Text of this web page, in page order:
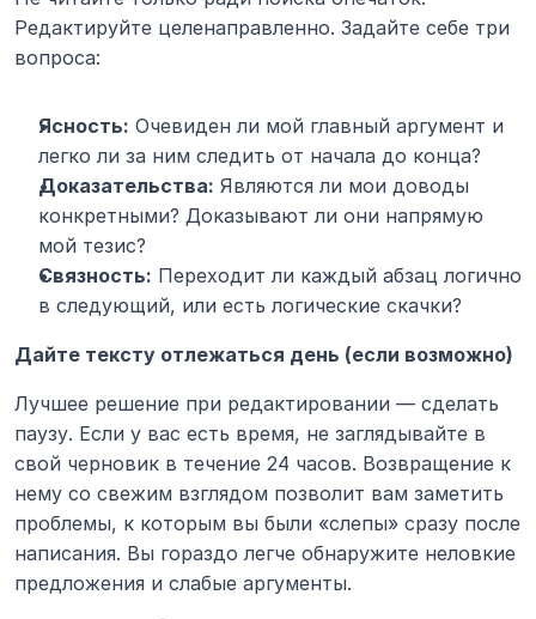
Редактируйте целенаправленно. Задайте себе три
вопроса:
Ясность: Очевиден ли мой главный аргумент и
легко ли за ним следить от начала до конца?
Доказательства: Являются ли мои доводы
конкретными? Доказывают ли они напрямую
мой тезис?
Связность: Переходит ли каждый абзац логично
в следующий, или есть логические скачки?
Дайте тексту отлежаться день (если возможно)
Лучшее решение при редактировании — сделать
паузу. Если у вас есть время, не заглядывайте в
свой черновик в течение 24 часов. Возвращение к
нему со свежим взглядом позволит вам заметить
проблемы, к которым вы были «слепы» сразу после
написания. Вы гораздо легче обнаружите неловкие
предложения и слабые аргументы.